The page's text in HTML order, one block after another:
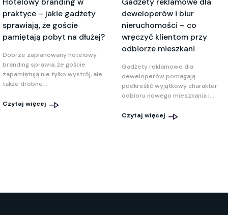
praktyce – jakie gadżety
sprawiają, że goście
pamiętają pobyt na dłużej?
Dobrze zaplanowany hotelowy
branding sprawia, że goście
zapamiętują nie tylko wystrój, ale
także drobne...
Czytaj więcej
deweloperów i biur
nieruchomości – co
wręczyć klientom przy
odbiorze mieszkani
Gadżety reklamowe dla
deweloperów pomagają
podkreślić wyjątkowy charakter
odbioru nowego mieszkania i...
Czytaj więcej